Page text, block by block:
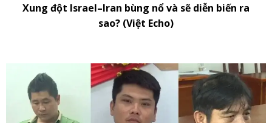
Xung đột Israel–Iran bùng nổ và sẽ diễn biến ra
sao? (Việt Echo)